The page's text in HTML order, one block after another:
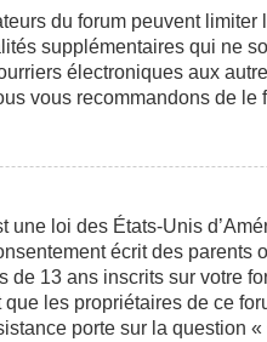
du forum peuvent
supplémentaires qui ne
électroniques aux
vous recommandons de le
loi des États-Unis
écrit des
13 ans inscrits sur votre
les propriétaires de ce
porte sur la question